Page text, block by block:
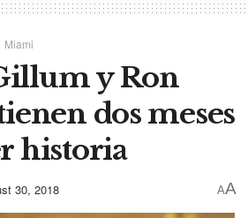
Miami
y Ron
dos meses
historia
30, 2018 AA